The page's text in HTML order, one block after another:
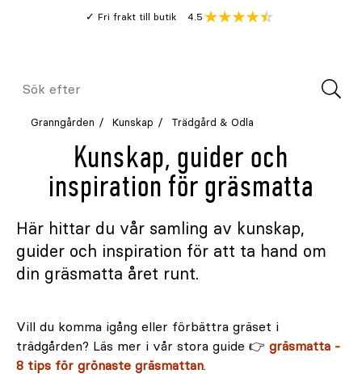
Fri frakt till butik
Genomsnitt
4.5
Meny
Sök
Granngården Kunskap Trädgård & Odla
Kunskap, guider och
inspiration för gräsmatta
Här hittar du vår samling av kunskap,
guider och inspiration för att ta hand om
din gräsmatta året runt.
Vill du komma igång eller förbättra gräset i
trädgården? Läs mer i vår stora guide 👉 gräsmatta -
8 tips för grönaste gräsmattan.